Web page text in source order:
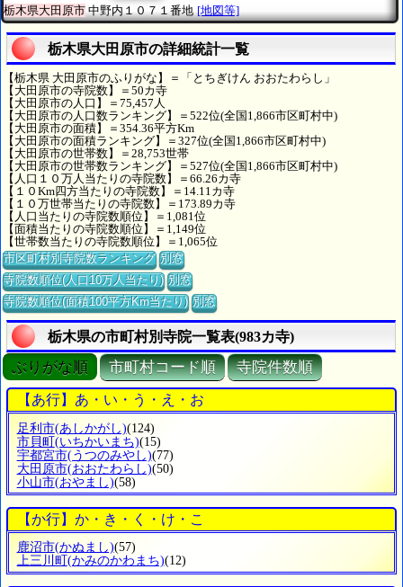
栃木県大田原市中野内１０７１番地 [地図等]
栃木県大田原市の詳細統計一覧
【栃木県 大田原市のふりがな】＝「とちぎけん おおたわらし」
【大田原市の寺院数】＝50カ寺
【大田原市の人口】＝75,457人
【大田原市の人口数ランキング】＝522位(全国1,866市区町村中)
【大田原市の面積】＝354.36平方Km
【大田原市の面積ランキング】＝327位(全国1,866市区町村中)
【大田原市の世帯数】＝28,753世帯
【大田原市の世帯数ランキング】＝527位(全国1,866市区町村中)
【人口１０万人当たりの寺院数】＝66.26カ寺
【１０Km四方当たりの寺院数】＝14.11カ寺
【１０万世帯当たりの寺院数】＝173.89カ寺
【人口当たりの寺院数順位】＝1,081位
【面積当たりの寺院数順位】＝1,149位
【世帯数当たりの寺院数順位】＝1,065位
市区町村別寺院数ランキング 別窓
寺院数順位(人口10万人当たり) 別窓
寺院数順位(面積100平方Km当たり) 別窓
栃木県の市町村別寺院一覧表(983カ寺)
ぶりがな順 市町村コード順 寺院件数順
【あ行】あ・い・う・え・お
足利市(あしかがし)(124)
市貝町(いちかいまち)(15)
宇都宮市(うつのみやし)(77)
大田原市(おおたわらし)(50)
小山市(おやまし)(58)
【か行】か・き・く・け・こ
鹿沼市(かぬまし)(57)
上三川町 (かみのかわまち)(12)